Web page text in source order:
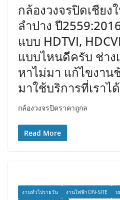
กล้องวงจรปิดเชียง
ลำปาง ปี
แบบ HDTVI,
แบบไหนดีครับ ช่าง
หาไม่มา แก้ไขงาน
มาใช้บริการที่เราไ
กล้องวงจรปิดราคาถูกล
Read More
งานทั่วไปรายวัน งานไฟฟ้าON-SITE
บ